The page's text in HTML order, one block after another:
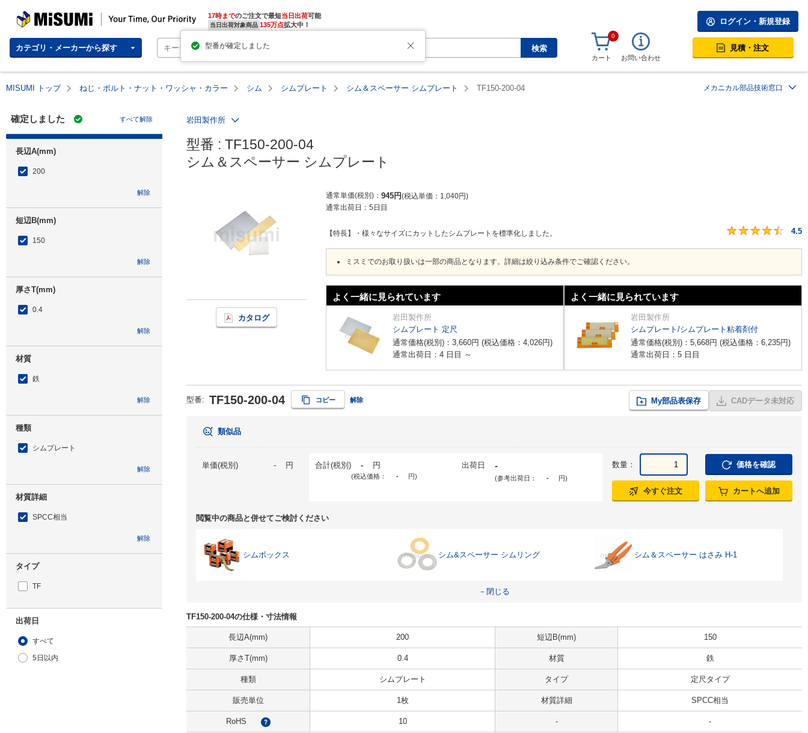
MISUMI | Your Time, Our Priority 17時までのご注文で最短当日出荷
当日出荷対象商品 135万点拡大中！
カテゴリ・メーカーから探す 検索
ログイン・新規登録
0
カート お問い合わせ
見積・注文
MISUMI トップ ねじ・ボルト・ナット・ワッシャ・カラー シム シムプレート シム＆スペーサー シムプレート TF150-200-04 メカニカル部品技術窓口
確定しました すべて解除
長辺A(mm)
200
解除
短辺B(mm)
150
解除
厚さT(mm)
0.4
解除
材質
鉄
解除
種類
シムプレート
解除
材質詳細
SPCC相当
解除
タイプ
TF
出荷日
すべて
5日以内
岩田製作所
型番 : TF150-200-04
シム＆スペーサー シムプレート
カタログ
通常単価(税別) 945円 税込単価 1,040円
通常出荷日： 5日目
【特長】・様々なサイズにカットしたシムプレートを標準化しました。 4.5
ミスミでのお取り扱いは一部の商品となります。詳細は絞り込み条件でご確認ください。
よく一緒に見られています
岩田製作所
シムプレート 定尺
通常価格(税別)： 3,660円 (税込価格： 4,026円)
通常出荷日：4 日目 ～
よく一緒に見られています
岩田製作所
シムプレート/シムプレート粘着剤付
通常価格(税別)： 5,668円 (税込価格： 6,235円)
通常出荷日：5 日目
型番: TF150-200-04 コピー 解除 My部品表保存 CADデータ未対応
類似品
単価(税別) - 円 合計(税別) - 円
(税込価格： - 円)
出荷日 -
(参考出荷日： - 円)
数量： 価格を確認
今すぐ注文 カートへ追加
閲覧中の商品と併せてご検討ください
シムボックス シム&スペーサー シムリング シム＆スペーサー はさみ H-1
－閉じる
TF150-200-04の仕様・寸法情報
長辺A(mm) 200 短辺B(mm) 150
厚さT(mm) 0.4 材質 鉄
種類 シムプレート タイプ 定尺タイプ
販売単位 1枚 材質詳細 SPCC相当
RoHS ? 10 - -